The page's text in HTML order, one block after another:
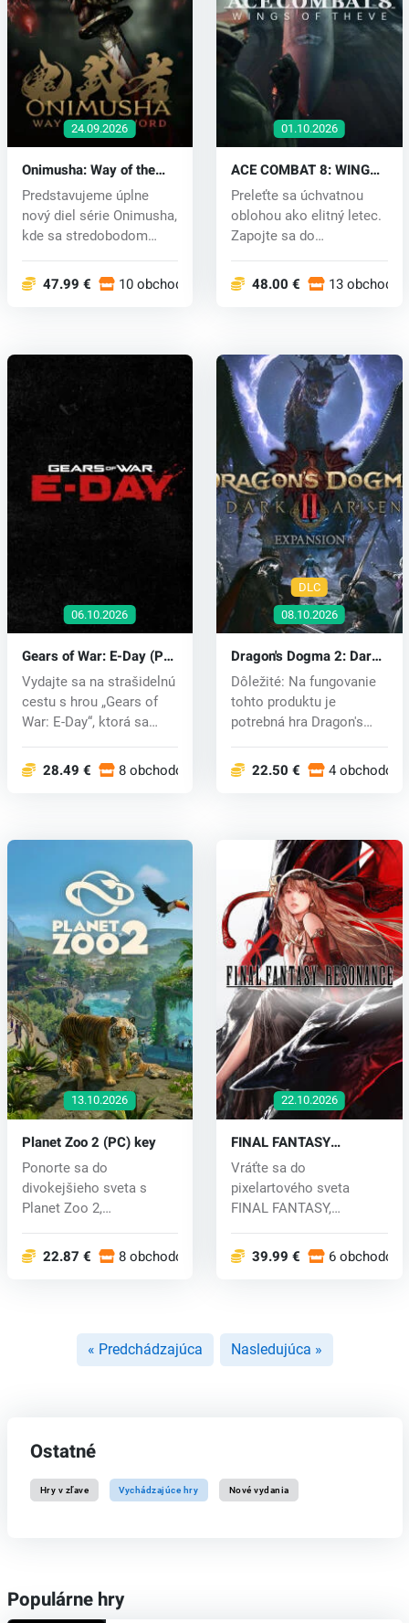
24.09.2026
Onimusha: Way of the
Sword (PC) key
Predstavujeme úplne
nový diel série Onimusha,
kde sa stredobodom
47.99 € 10 obchodoch
01.10.2026
ACE COMBAT 8: WINGS
OF THEVE (PC) key
Preleťte sa úchvatnou
oblohou ako elitný letec.
Zapojte sa do
48.00 € 13
06.10.2026
Gears of War: E-Day (PC)
key
Vydajte sa na strašidelnú
cestu s hrou „Gears of
War: E-Day“, ktorá sa
28.49 € 8 obchodoch
08.10.2026
DLC
Dragon's Dogma 2: Dark
Arisen Expansion (PC)
key
Dôležité: Na fungovanie
tohto produktu je
potrebná hra Dragon's
22.50 € 4 obchodoch
13.10.2026
Planet Zoo 2 (PC) key
Ponorte sa do
divokejšieho sveta s
Planet Zoo 2,
pokračovaním o...
22.87 € 8 obchodoch
22.10.2026
FINAL FANTASY
RESONANCE (PC) key
Vráťte sa do
pixelartového sveta
FINAL FANTASY,
klasi...39.99 € 6 obchodoch
« Predchádzajúca Nasledujúca »
Ostatné
Hry v zľave Vychádzajúce hry Nové vydania
Populárne hry